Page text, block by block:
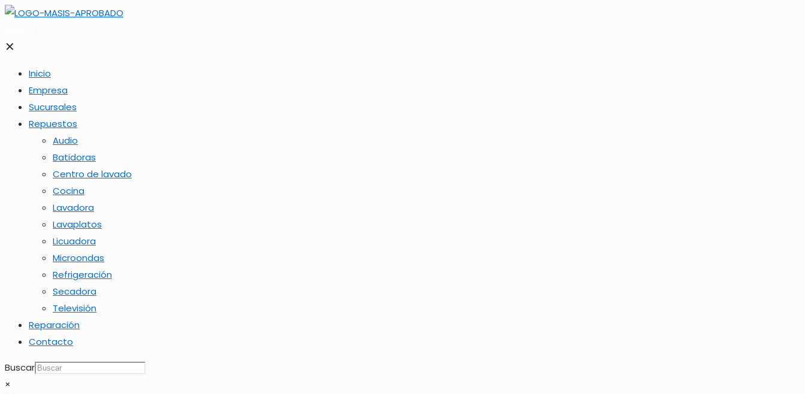
✕
Inicio
Empresa
Sucursales
Repuestos
Audio
Batidoras
Centro de lavado
Cocina
Lavadora
Lavaplatos
Licuadora
Microondas
Refrigeración
Secadora
Televisión
Reparación
Contacto
Buscar
×